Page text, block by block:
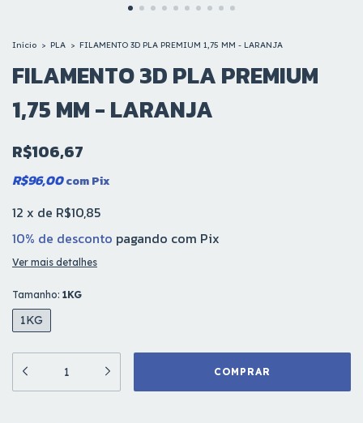
Início > PLA > FILAMENTO 3D PLA PREMIUM 1,75 MM - LARANJA
FILAMENTO 3D PLA PREMIUM
1,75 MM - LARANJA
R$106,67
R$96,00comPix
12 x de R$10,85
10% de desconto pagando com Pix
Ver mais detalhes
Tamanho: 1KG
1KG